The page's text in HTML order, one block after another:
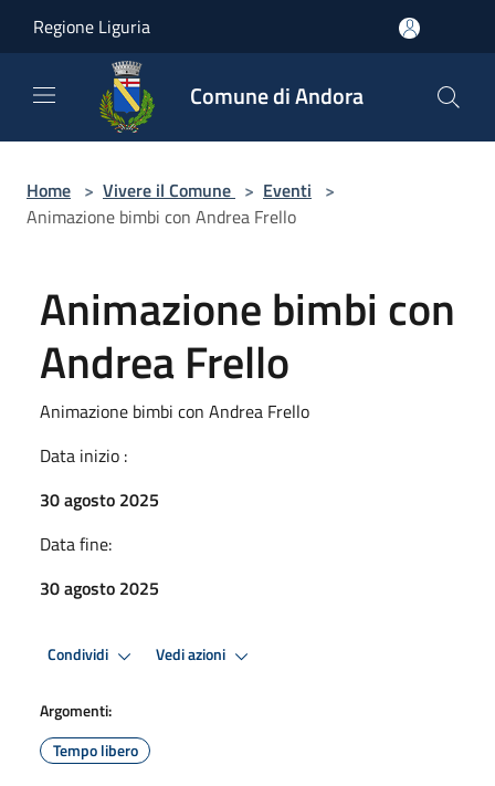
Regione Liguria
Comune di Andora
Home > Vivere il Comune > Eventi >
Animazione bimbi con Andrea Frello
Animazione bimbi con
Andrea Frello
Animazione bimbi con Andrea Frello
Data inizio :
30 agosto 2025
Data fine:
30 agosto 2025
Condividi Vedi azioni
Argomenti:
Tempo libero